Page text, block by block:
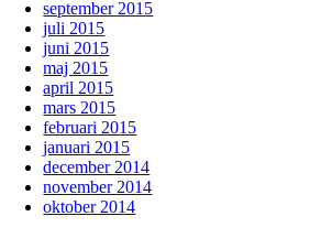
september 2015
juli 2015
juni 2015
maj 2015
april 2015
mars 2015
februari 2015
januari 2015
december 2014
november 2014
oktober 2014